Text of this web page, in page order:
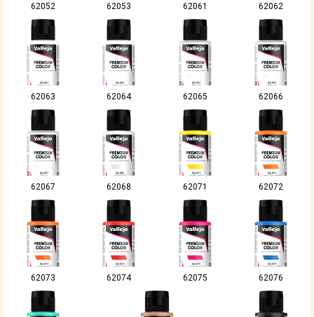
62052 62053 62061 62062
62063 62064 62065 62066
62067 62068 62071 62072
62073 62074 62075 62076